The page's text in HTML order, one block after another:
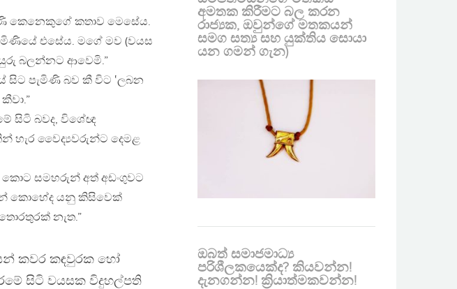
කෙනෙකුගේ කතාව මෙසේය.
එසේය. මගේ මව (වයස
බලන්නට ආවෙමි.”
සිට පැමිණි බව කී විට ‛ලබන
සිටි බවද, විශේඥ
හැර වෛද්‍යවරුන්ට දෙමළ
කොට සමහරුන් අත් අඩංගුවට
කොහේද යනු කිසිවෙක්
නැත.”
කවර කඳවුරක හෝ
සිටි වයසක විදුහල්පති
අමතක කිරීමට බල කරන
රාජ්‍යක, ඔවුන්ගේ මතකයන්
සමග සත්‍ය සහ යුක්තිය සොයා
යන ගමන් ගැන)
ඔබත් සමාජමාධ්‍ය
පරිශීලකයෙක්ද? කියවන්න!
දැනගන්න! ක්‍රියාත්මකවන්න!